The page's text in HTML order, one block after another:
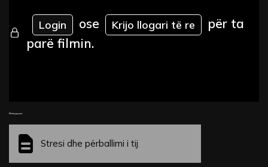
Login ose Krijo llogari të re
për ta
parë filmin.
Fleta pune
Stresi dhe përballimi i tij